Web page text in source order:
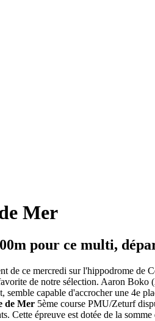
Mer
pour ce multi,
de ce mercredi sur l'hippodrome de
de notre sélection. Aaron
semble capable d'accrocher une 4e
de Mer 5ème course PMU/Zeturf
Cette épreuve est dotée de la